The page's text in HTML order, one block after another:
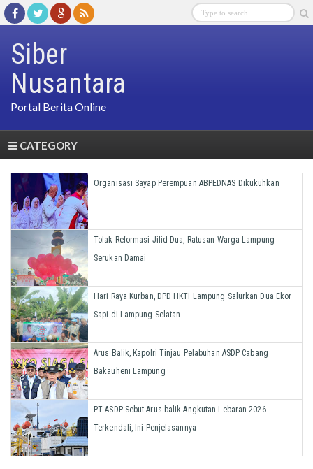
Siber
Nusantara
Portal Berita Online
CATEGORY
Organisasi Sayap Perempuan ABPEDNAS Dikukuhkan
Tolak Reformasi Jilid Dua, Ratusan Warga Lampung
Serukan Damai
Hari Raya Kurban, DPD HKTI Lampung Salurkan Dua Ekor
Sapi di Lampung Selatan
Arus Balik, Kapolri Tinjau Pelabuhan ASDP Cabang
Bakauheni Lampung
PT ASDP Sebut Arus balik Angkutan Lebaran 2026
Terkendali, Ini Penjelasannya